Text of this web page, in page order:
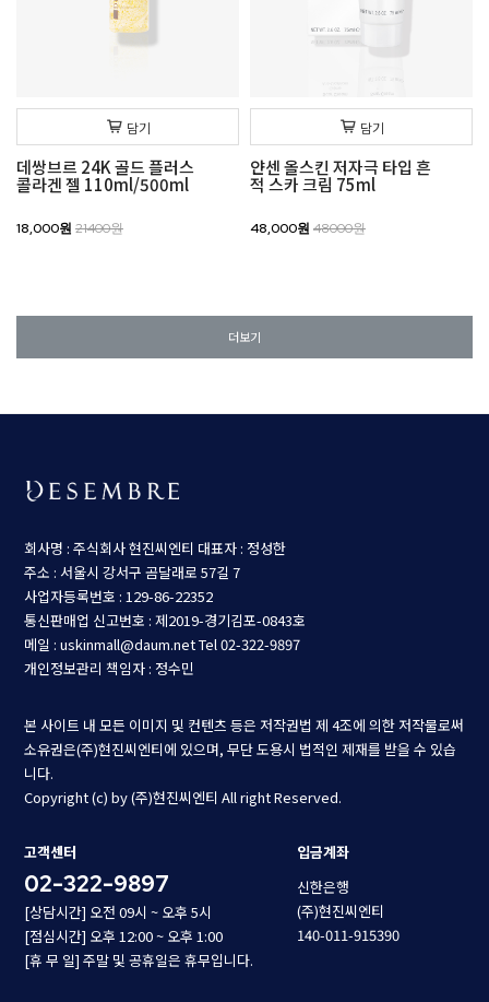
담기
데쌍브르 24K 골드 플러스
콜라겐 젤 110ml/500ml
18,000원 21400원
담기
얀센 올스킨 저자극 타입 흔
적 스카 크림 75ml
48,000원 48000원
더보기
회사명 : 주식회사 현진씨엔티 대표자 : 정성한
주소 : 서울시 강서구 곰달래로 57길 7
사업자등록번호 : 129-86-22352
통신판매업 신고번호 : 제2019-경기김포-0843호
메일 : uskinmall@daum.netTel 02-322-9897
개인정보관리 책임자 : 정수민
본 사이트 내 모든 이미지 및 컨텐츠 등은 저작권법 제 4조에 의한 저작물로써
소유권은(주)현진씨엔티에 있으며, 무단 도용시 법적인 제재를 받을 수 있습
니다.
Copyright (c) by (주)현진씨엔티 All right Reserved.
고객센터
02-322-9897
[상담시간] 오전 09시 ~ 오후 5시
[점심시간] 오후 12:00 ~ 오후 1:00
[휴 무 일] 주말 및 공휴일은 휴무입니다.
입금계좌
신한은행
(주)현진씨엔티
140-011-915390